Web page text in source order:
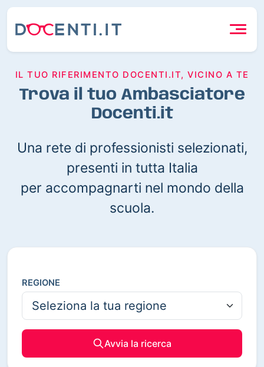
IL TUO RIFERIMENTO DOCENTI.IT, VICINO A TE
Trova il tuo Ambasciatore
Docenti.it
Una rete di professionisti selezionati,
presenti in tutta Italia
per accompagnarti nel mondo della
scuola.
REGIONE
Avvia la ricerca